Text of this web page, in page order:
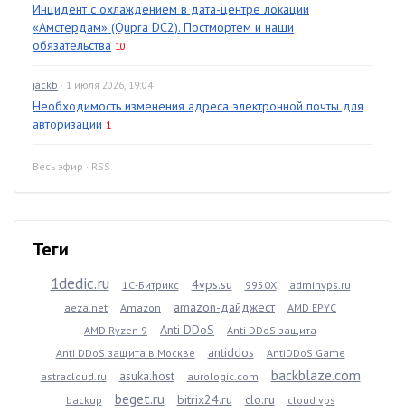
Инцидент с охлаждением в дата-центре локации
«Амстердам» (Qupra DC2). Постмортем и наши
обязательства 10
jackb · 1 июля 2026, 19:04
Необходимость изменения адреса электронной почты для
авторизации 1
Весь эфир · RSS
Теги
1dedic.ru 1С-Битрикс 4vps.su 9950X
adminvps.ru
aeza.net
Amazon amazon-дайджест
AMD EPYC
AMD Ryzen 9
Anti DDoS
Anti DDoS защита
Anti DDoS защита в Москве
antiddos
AntiDDoS Game
astracloud.ru
asuka.host aurologic.com backblaze.com
backup beget.ru bitrix24.ru clo.ru cloud vps